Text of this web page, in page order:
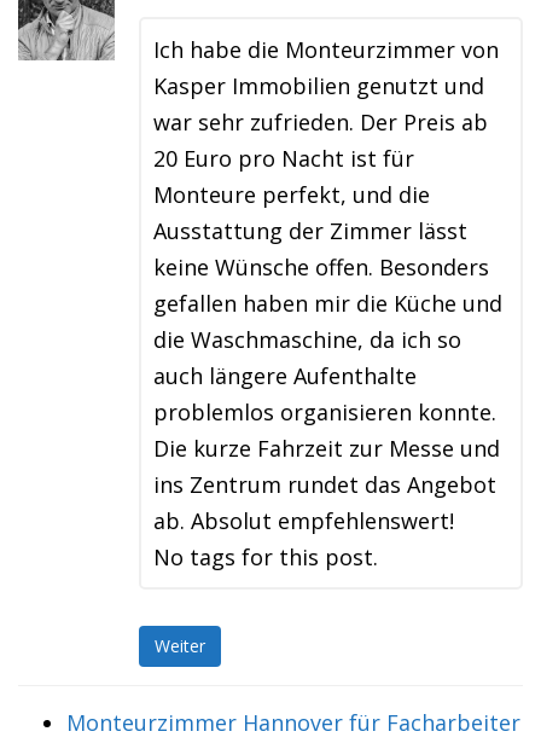
Ich habe die Monteurzimmer von
Kasper Immobilien genutzt und
war sehr zufrieden. Der Preis ab
20 Euro pro Nacht ist für
Monteure perfekt, und die
Ausstattung der Zimmer lässt
keine Wünsche offen. Besonders
gefallen haben mir die Küche und
die Waschmaschine, da ich so
auch längere Aufenthalte
problemlos organisieren konnte.
Die kurze Fahrzeit zur Messe und
ins Zentrum rundet das Angebot
ab. Absolut empfehlenswert!
No tags for this post.
Weiter
Monteurzimmer Hannover für Facharbeiter